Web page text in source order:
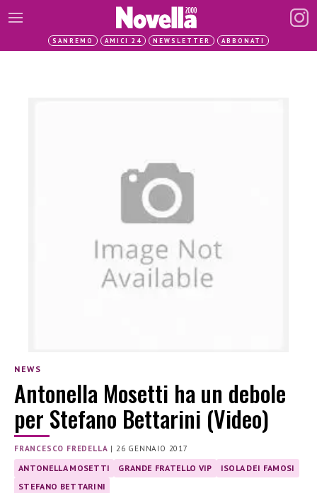
SANREMO AMICI 24 NEWSLETTER ABBONATI
NEWS
Antonella Mosetti ha un debole
per Stefano Bettarini (Video)
FRANCESCO FREDELLA | 26 GENNAIO 2017
ANTONELLA MOSETTI GRANDE FRATELLO VIP
ISOLA DEI FAMOSI
STEFANO BETTARINI